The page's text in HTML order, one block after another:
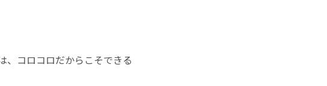
、コロコロだからこそできる